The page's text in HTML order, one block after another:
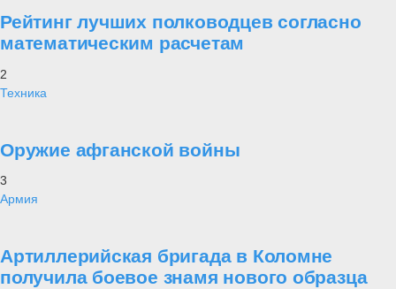
Рейтинг лучших полководцев согласно
математическим расчетам
2
Техника
Оружие афганской войны
3
Армия
Артиллерийская бригада в Коломне
получила боевое знамя нового образца